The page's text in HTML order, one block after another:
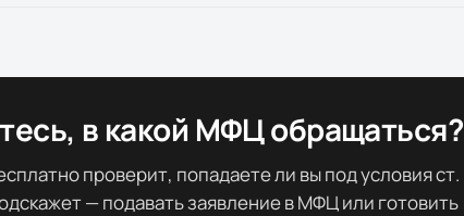
в какой МФЦ обращаться?
проверит, попадаете ли вы под условия ст.
— подавать заявление в МФЦ или готовить